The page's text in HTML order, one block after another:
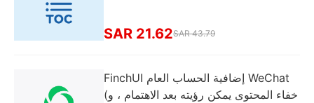
SAR 21.62SAR 43.79
FinchUI إضافية الحساب العام WeChat
(خفاء المحتوى يمكن رؤيته بعد الاهتمام ، و